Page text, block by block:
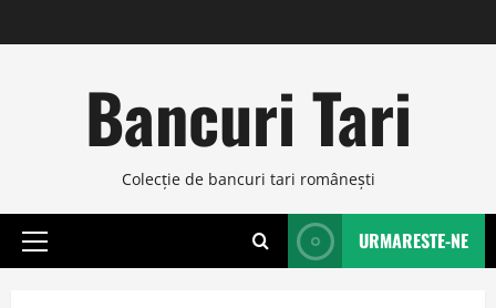
to
Bancuri Tari
Colecţie de bancuri tari româneşti
Primary
URMARESTE-NE